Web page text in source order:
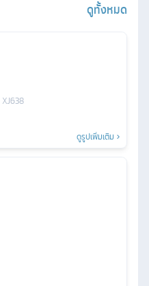
ดูทั้งหมด
XJ638
ดูรูปเพิ่มเติม